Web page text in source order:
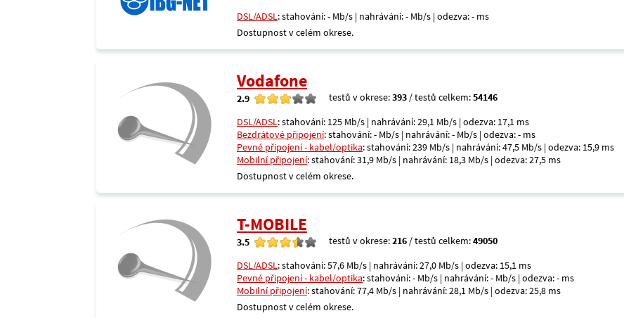
DSL/ADSL: stahování: - Mb/s | nahrávání: - Mb/s | odezva: - ms
Dostupnost v celém okrese.
Vodafone
2.9 testů v okrese:393 / testů celkem:54146
DSL/ADSL: stahování: 125 Mb/s | nahrávání: 29,1 Mb/s | odezva: 17,1 ms
Bezdrátové připojení: stahování: - Mb/s | nahrávání: - Mb/s | odezva: - ms
Pevné připojení - kabel/optika: stahování: 239 Mb/s | nahrávání: 47,5 Mb/s | odezva: 15,9 ms
Mobilní připojení: stahování: 31,9 Mb/s | nahrávání: 18,3 Mb/s | odezva: 27,5 ms
Dostupnost v celém okrese.
T-MOBILE
3.5 testů v okrese:216 / testů celkem:49050
DSL/ADSL: stahování: 57,6 Mb/s | nahrávání: 27,0 Mb/s | odezva: 15,1 ms
Pevné připojení - kabel/optika: stahování: - Mb/s | nahrávání: - Mb/s | odezva: - ms
Mobilní připojení: stahování: 77,4 Mb/s | nahrávání: 28,1 Mb/s | odezva: 25,8 ms
Dostupnost v celém okrese.